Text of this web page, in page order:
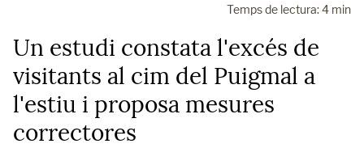
Temps de lectura: 4 min
Un estudi constata l'excés de
visitants al cim del Puigmal a
l'estiu i proposa mesures
correctores